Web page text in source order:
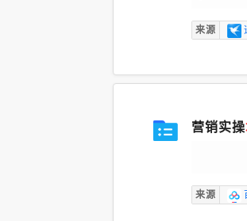
来源
营销实操
来源